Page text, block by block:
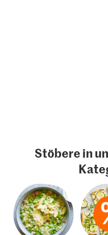
Stöbere in